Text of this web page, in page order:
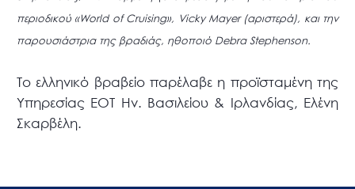
περιοδικού «World of Cruising», Vicky Mayer (αριστερά), και την
παρουσιάστρια της βραδιάς, ηθοποιό Debra Stephenson.
Το ελληνικό βραβείο παρέλαβε η προϊσταμένη της
Υπηρεσίας ΕΟΤ Ην. Βασιλείου & Ιρλανδίας, Ελένη
Σκαρβέλη.